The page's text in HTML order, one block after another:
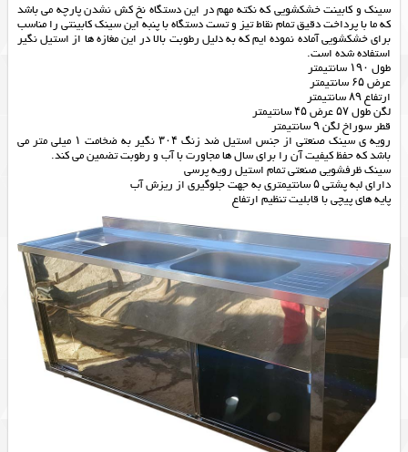
سینک و کابینت خشکشویی که نکته مهم در این دستگاه نخ کش نشدن پارچه می باشد
که ما با پرداخت دقیق تمام نقاط تیز و تست دستگاه با پنبه این سینک کابینتی را مناسب
برای خشکشویی آماده نموده ایم که به دلیل رطوبت بالا در این مغازه ها از استیل نگیر
استفاده شده است.
طول ۱۹۰ سانتیمتر
عرض ۶۵ سانتیمتر
ارتفاع ۸۹ سانتیمتر
لگن طول ۵۷ عرض ۴۵ سانتیمتر
قطر سوراخ لگن ۹ سانتیمتر
رویه ی سینک صنعتی از جنس استیل ضد زنگ ۳۰۴ نگیر به ضخامت ۱ میلی متر می
باشد که حفظ کیفیت آن را برای سال ها مجاورت با آب و رطوبت تضمین می کند.
سینک ظرفشویی صنعتی تمام استیل رویه پرسی
دارای لبه پشتی ۵ سانتیمتری به جهت جلوگیری از ریزش آب
پایه های پیچی با قابلیت تنظیم ارتفاع